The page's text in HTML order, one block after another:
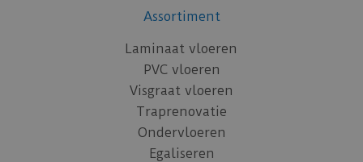
Assortiment
Laminaat vloeren
PVC vloeren
Visgraat vloeren
Traprenovatie
Ondervloeren
Egaliseren